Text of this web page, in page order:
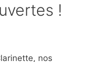
!
nos